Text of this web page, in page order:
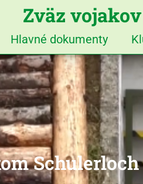
Zväz
Hlavné dokumenty